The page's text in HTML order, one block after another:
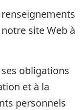
site Web à
obligations
et à la
personnels